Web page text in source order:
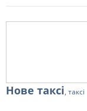
Нове таксі, таксі